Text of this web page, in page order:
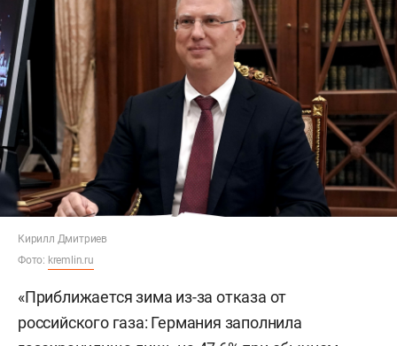
Кирилл Дмитриев
Фото: kremlin.ru
«Приближается зима из-за отказа от
российского газа: Германия заполнила